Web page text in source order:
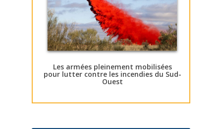
Les armées pleinement mobilisées
pour lutter contre les incendies du Sud-
Ouest